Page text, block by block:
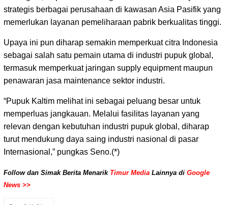
strategis berbagai perusahaan di kawasan Asia Pasifik yang
memerlukan layanan pemeliharaan pabrik berkualitas tinggi.
Upaya ini pun diharap semakin memperkuat citra Indonesia
sebagai salah satu pemain utama di industri pupuk global,
termasuk memperkuat jaringan supply equipment maupun
penawaran jasa maintenance sektor industri.
“Pupuk Kaltim melihat ini sebagai peluang besar untuk
memperluas jangkauan. Melalui fasilitas layanan yang
relevan dengan kebutuhan industri pupuk global, diharap
turut mendukung daya saing industri nasional di pasar
Internasional,” pungkas Seno.(*)
Follow dan Simak Berita Menarik Timur Media Lainnya di Google
News >>